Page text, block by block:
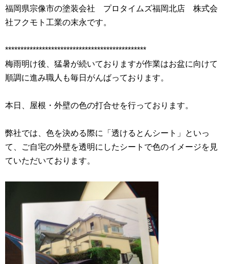
福岡県宗像市の塗装会社 プロタイムズ福岡北店 株式会
社フクモト工業の末永です。
**********************************************
梅雨明け後、猛暑が続いておりますが作業はお盆に向けて
順調に進み職人も毎日がんばっております。
本日、屋根・外壁の色の打合せを行っております。
弊社では、色を決める際に「透けるとんシート」といっ
て、ご自宅の外壁を透明にしたシートで色のイメージを見
ていただいております。